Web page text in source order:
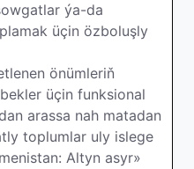
ýa-da
üçin özboluşly
önümleriň
üçin funksional
arassa nah matadan
toplumlar uly islege
Altyn asyr»